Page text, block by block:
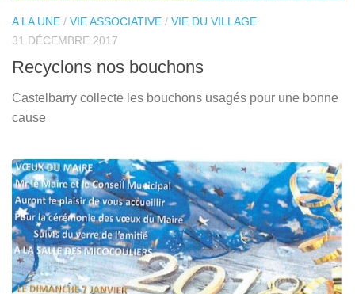
A LA UNE / VIE ASSOCIATIVE / VIE DU VILLAGE
31 DÉCEMBRE 2017
Recyclons nos bouchons
Castelbarry collecte les bouchons usagés pour une bonne
cause